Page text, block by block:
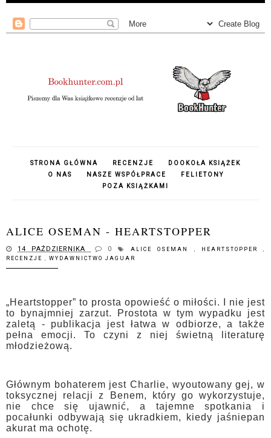
STRONA GŁÓWNA RECENZJE
DOOKOŁA KSIĄŻEK
O NAS
NASZE WSPÓŁPRACE
FELIETONY
POZA KSIĄŻKAMI
ALICE OSEMAN - HEARTSTOPPER
14 PAŹDZIERNIKA 0 ALICE OSEMAN , HEARTSTOPPER,
RECENZJE , WYDAWNICTWO JAGUAR
„Heartstopper” to prosta opowieść o miłości. I nie jest
to bynajmniej zarzut. Prostota w tym wypadku jest
zaletą - publikacja jest łatwa w odbiorze, a także
pełna emocji. To czyni z niej świetną literaturę
młodzieżową.
Głównym bohaterem jest Charlie, wyoutowany gej, w
toksycznej relacji z Benem, który go wykorzystuje,
nie chce się ujawnić, a tajemne spotkania i
pocałunki odbywają się ukradkiem, kiedy jaśniepan
akurat ma ochotę.